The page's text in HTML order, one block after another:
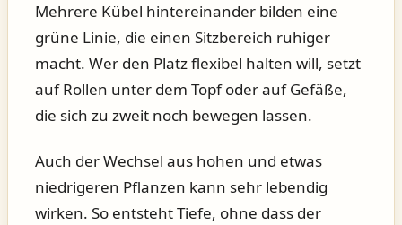
Mehrere Kübel hintereinander bilden eine
grüne Linie, die einen Sitzbereich ruhiger
macht. Wer den Platz flexibel halten will, setzt
auf Rollen unter dem Topf oder auf Gefäße,
die sich zu zweit noch bewegen lassen.
Auch der Wechsel aus hohen und etwas
niedrigeren Pflanzen kann sehr lebendig
wirken. So entsteht Tiefe, ohne dass der